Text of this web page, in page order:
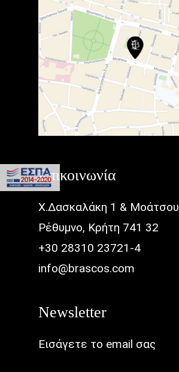
Επικοινωνία
Χ.Δασκαλάκη 1 & Μοάτσου
Ρέθυμνο, Κρήτη 741 32
+30 28310 23721-4
info@brascos.com
Newsletter
Εισάγετε το email σας